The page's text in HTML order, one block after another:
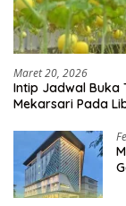
Maret 20, 2026
Intip Jadwal Buka
Mekarsari Pada